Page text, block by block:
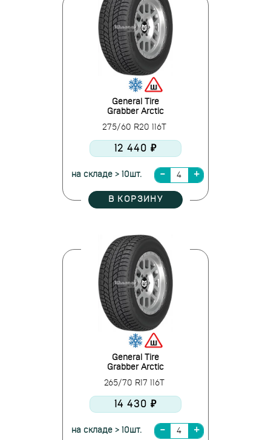
General Tire
Grabber Arctic
275/60 R20 116T
12 440 ₽
на складе > 10шт.
В КОРЗИНУ
General Tire
Grabber Arctic
265/70 R17 116T
14 430 ₽
на складе > 10шт.